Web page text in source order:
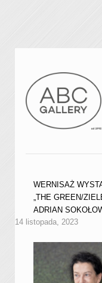
WERNISAŻ
„THE GREEN/
ADRIAN
14 listopada, 2023